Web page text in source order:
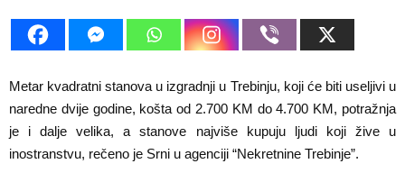
A
Y
M
Metar kvadratni stanova u izgradnji u Trebinju, koji će biti useljivi u
naredne dvije godine, košta od 2.700 KM do 4.700 KM, potražnja
je i dalje velika, a stanove najviše kupuju ljudi koji žive u
inostranstvu, rečeno je Srni u agenciji “Nekretnine Trebinje”.